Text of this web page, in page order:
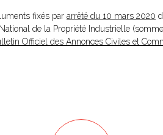
fixés par arrêté du 10 mars 2020
de la Propriété Industrielle
Officiel des Annonces Civiles et